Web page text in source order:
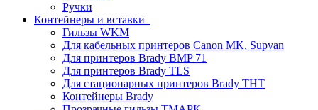
Ручки
Контейнеры и вставки
Гильзы WKM
Для кабельных принтеров Canon MK, Supvan
Для принтеров Brady BMP 71
Для принтеров Brady TLS
Для стационарных принтеров Brady THT
Контейнеры Brady